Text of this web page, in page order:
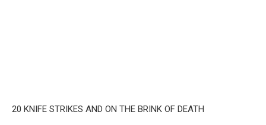
20 KNIFE STRIKES AND ON THE BRINK OF DEATH